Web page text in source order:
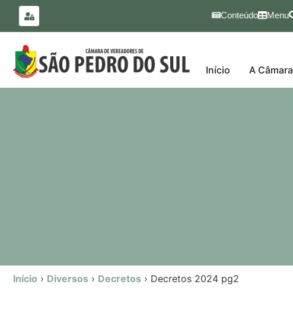
conteúdo
Conteúdo Menu
Início A Câmara
Início › Diversos › Decretos › Decretos 2024 pg2